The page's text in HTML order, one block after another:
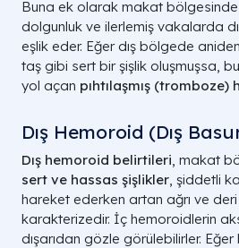
Buna ek olarak makat bölgesinde
dolgunluk ve ilerlemiş vakalarda
eşlik eder. Eğer dış bölgede
taş gibi sert bir şişlik oluşmuşsa,
yol açan pıhtılaşmış (tromboze)
Dış Hemoroid (Dış
Dış hemoroid belirtileri, makat
sert ve hassas şişlikler, şiddetli
hareket ederken artan ağrı ve deri
karakterizedir. İç hemoroidlerin
dışarıdan gözle görülebilirler.